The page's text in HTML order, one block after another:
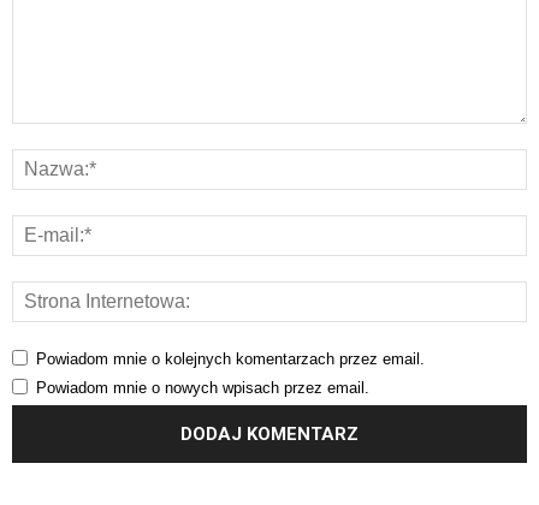
Powiadom mnie o kolejnych komentarzach przez email.
Powiadom mnie o nowych wpisach przez email.